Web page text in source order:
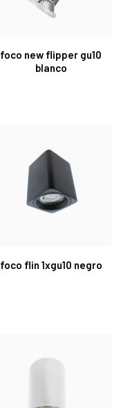
foco new flipper gu10
blanco
foco flin 1xgu10 negro